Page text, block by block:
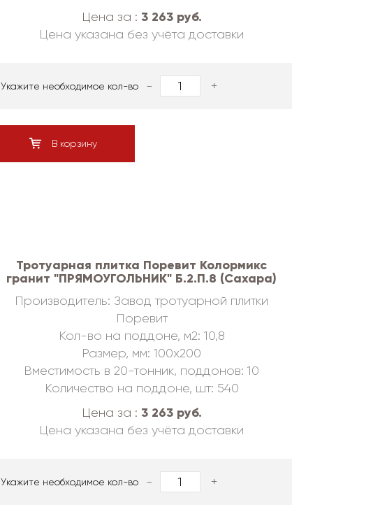
Цена за : 3 263 руб.
Цена указана без учёта доставки
Укажите необходимое кол-во - +
В корзину
Тротуарная плитка Поревит Колормикс
гранит "ПРЯМОУГОЛЬНИК" Б.2.П.8 (Сахара)
Производитель: Завод тротуарной плитки
Поревит
Кол-во на поддоне, м2: 10,8
Размер, мм: 100х200
Вместимость в 20-тонник, поддонов: 10
Количество на поддоне, шт: 540
Цена за : 3 263 руб.
Цена указана без учёта доставки
Укажите необходимое кол-во - +